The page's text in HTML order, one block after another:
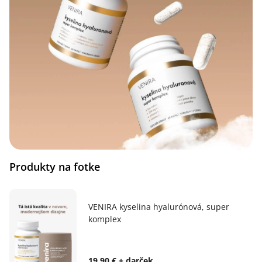
Produkty na fotke
VENIRA kyselina hyalurónová, super
komplex